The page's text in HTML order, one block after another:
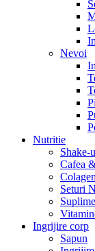
Nevoi
Nutritie
Shake-
Cafea
Seturi
Ingrijire corp
Sapun